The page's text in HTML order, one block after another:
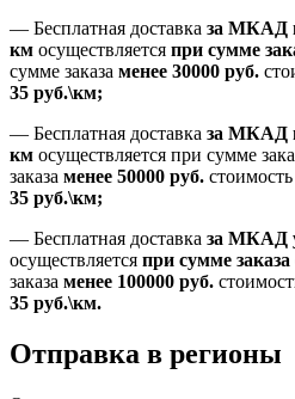
— Бесплатная доставка за МКАД
км осуществляется при сумме
сумме заказа менее 30000 руб.
35 руб.\км;
— Бесплатная доставка за МКАД
км осуществляется при сумме
заказа менее 50000 руб.
35 руб.\км;
— Бесплатная доставка за МКАД
осуществляется при сумме заказа
заказа менее 100000 руб.
35 руб.\км.
Отправка в регионы